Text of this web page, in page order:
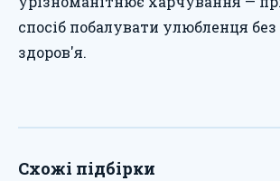
спосіб побалувати улюбленця
здоров'я.
Схожі підбірки